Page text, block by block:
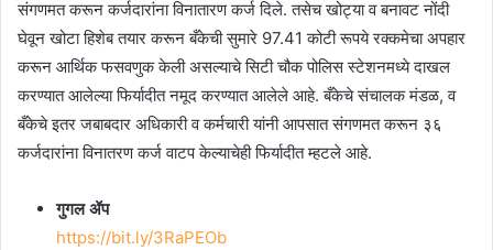
संगणमत करून कर्जदारांना विनातारण कर्ज दिले. तसेच खोट्या व बनावट नोंदी
घेवून खोटा हिशेब तयार करून बँकेची सुमारे 97.41 कोटी रूपये रक्कमेचा अपहार
करून आर्थिक फसवणुक केली असल्याचे सिटी चौक पोलिस स्टेशनमध्ये दाखल
करण्यात आलेल्या फिर्यादीत नमूद करण्यात आलेले आहे. बँकेचे संचालक मंडळ, व
बँकेचे इतर जबाबदार अधिकारी व कर्मचारी यांनी आपसात संगणमत करून ३६
कर्जदारांना विनातरण कर्ज वाटप केल्याचेही फिर्यादीत म्हटले आहे.
गुगल ॲप
https://bit.ly/3RaPEOb